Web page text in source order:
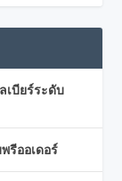
เบียร์ระดับ
รีออเดอร์